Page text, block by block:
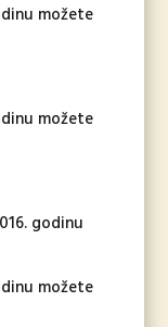
možete
možete
godinu
možete